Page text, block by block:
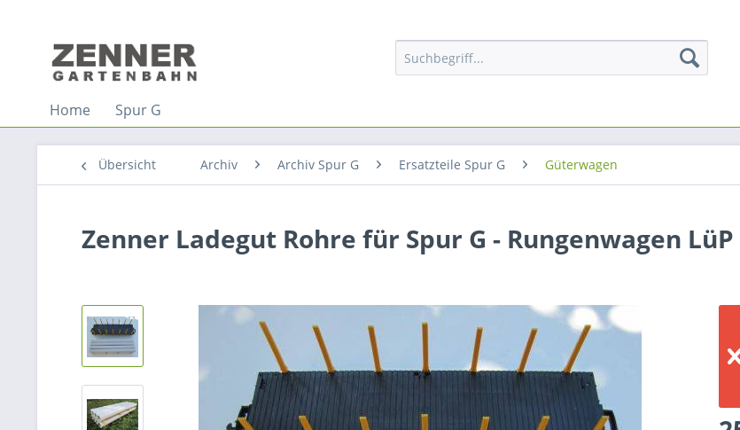
Home Spur G
Übersicht Archiv Archiv Spur G Ersatzteile Spur G Güterwagen
Zenner Ladegut Rohre für Spur G - Rungenwagen LüP